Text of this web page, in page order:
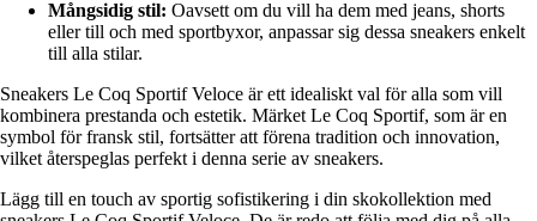
Mångsidig stil: Oavsett om du vill ha dem med jeans, shorts
eller till och med sportbyxor, anpassar sig dessa sneakers enkelt
till alla stilar.
Sneakers Le Coq Sportif Veloce är ett idealiskt val för alla som vill
kombinera prestanda och estetik. Märket Le Coq Sportif, som är en
symbol för fransk stil, fortsätter att förena tradition och innovation,
vilket återspeglas perfekt i denna serie av sneakers.
Lägg till en touch av sportig sofistikering i din skokollektion med